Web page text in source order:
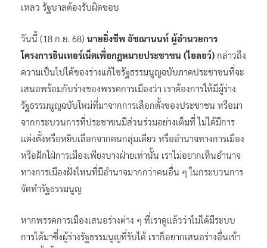
เหลว รัฐบาลต้องรับผิดชอบ
วันนี้ (18 ก.ย. 68) นายยิ่งชีพ อัชฌานนท์ ผู้อำนวยการ
โครงการอินเทอร์เน็ตเพื่อกฎหมายประชาชน (ไอลอว์) กล่าวถึง
ความเป็นไปได้ของร่างแก้ไขรัฐธรรมนูญฉบับภาคประชาชนที่จะ
เสนอพร้อมกับร่างของพรรคการเมืองว่า เราต้องการให้มีผู้ร่าง
รัฐธรรมนูญฉบับใหม่ที่มาจากการเลือกตั้งของประชาชน หรือมา
จากกระบวนการที่ประชาชนมีส่วนร่วมอย่างเต็มที่ ไม่ได้มีการ
แต่งตั้งหรือหยิบเลือกจากคนกลุ่มเดียว หรืออำนาจทางการเมือง
หรือฝักใฝ่การเมืองเพียงบางฝ่ายเท่านั้น เราไม่อยากเห็นอำนาจ
ทางการเมืองฝั่งไหนที่มีอำนาจมากกว่าคนอื่น ๆ ในกระบวนการ
จัดทำรัฐธรรมนูญ
หากพรรคการเมืองเสนอร่างต่าง ๆ ที่เราดูแล้วว่าไม่ได้มีระบบ
การได้มาซึ่งผู้ร่างรัฐธรรมนูญที่รับได้ เราก็อยากเสนอร่างอื่นเข้า